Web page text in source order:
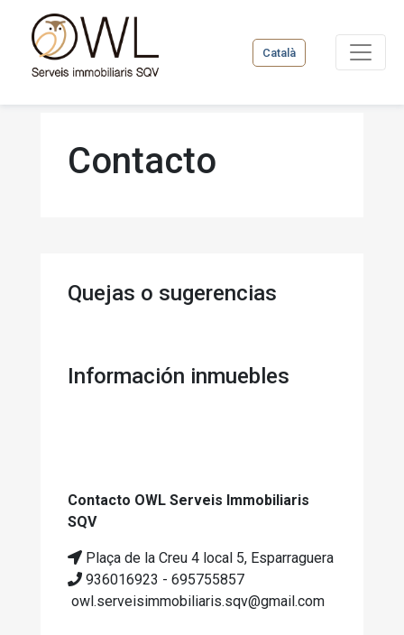
Català
Contacto
Quejas o sugerencias
Información inmuebles
Contacto OWL Serveis Immobiliaris
SQV
Plaça de la Creu 4 local 5, Esparraguera
936016923 - 695755857
owl.serveisimmobiliaris.sqv@gmail.com